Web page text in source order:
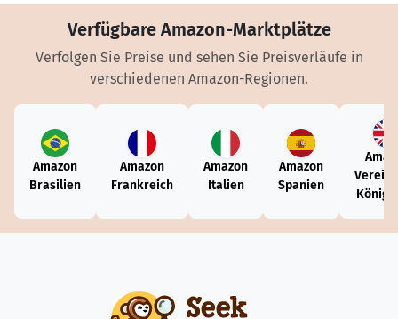
Verfügbare Amazon-Marktplätze
Verfolgen Sie Preise und sehen Sie Preisverläufe in
verschiedenen Amazon-Regionen.
Amazon
Brasilien
Amazon
Frankreich
Amazon
Italien
Amazon
Spanien